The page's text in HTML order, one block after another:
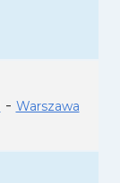
- Warszawa